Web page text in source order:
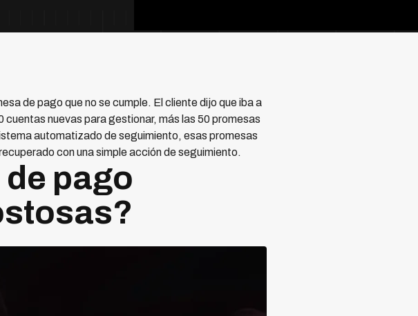
de pago que no se cumple. El cliente dijo que iba a
nuevas para gestionar, más las 50 promesas
automatizado de seguimiento, esas promesas
con una simple acción de seguimiento.
pago